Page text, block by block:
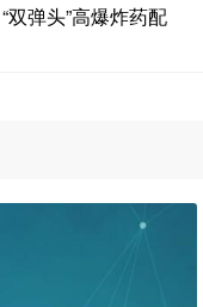
弹头”高爆炸药配